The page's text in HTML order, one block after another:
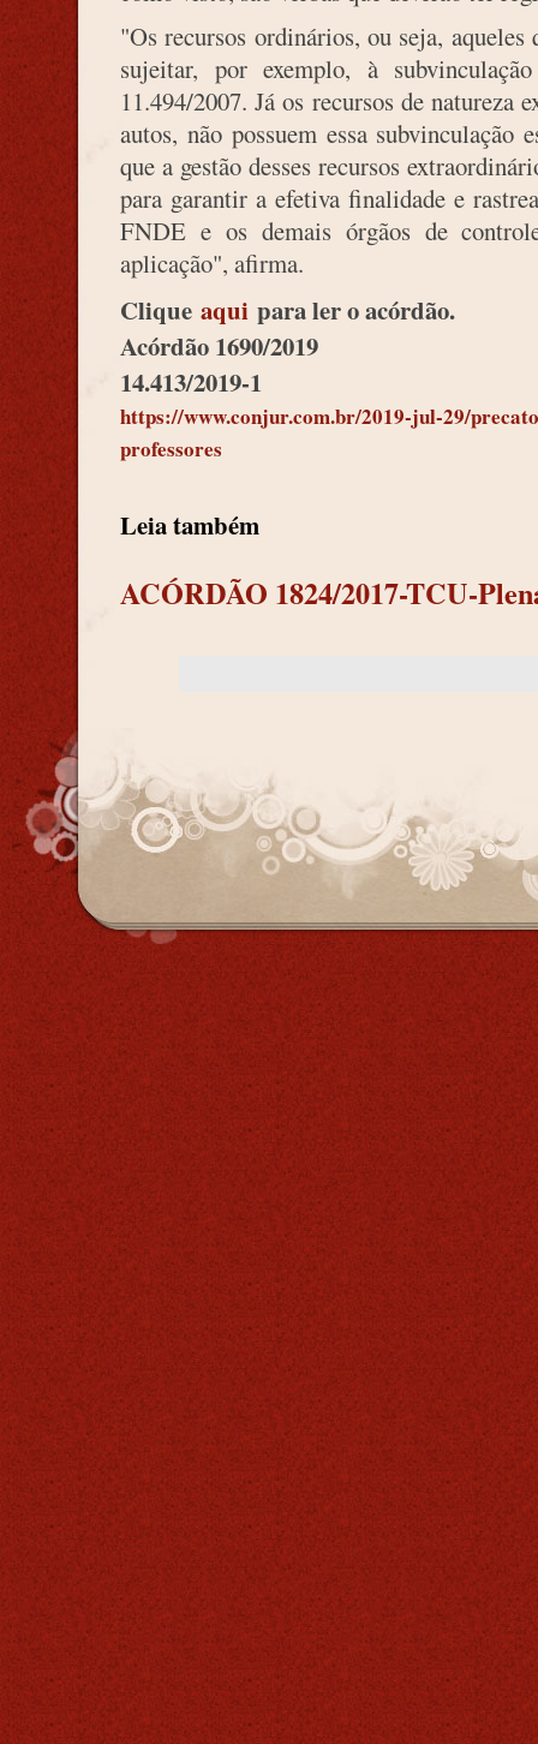
"Os recursos ordinários, ou seja, aqueles
sujeitar, por exemplo, à
11.494/2007. Já os recursos de natureza
autos, não possuem essa subvinculação
que a gestão desses recursos
para garantir a efetiva finalidade e
FNDE e os demais órgãos de
aplicação", afirma.
Clique aqui para ler o acórdão.
Acórdão 1690/2019
14.413/2019-1
https://www.conjur.com.br/2019-jul-29/
professores
Leia também
ACÓRDÃO 1824/2017-TCU-